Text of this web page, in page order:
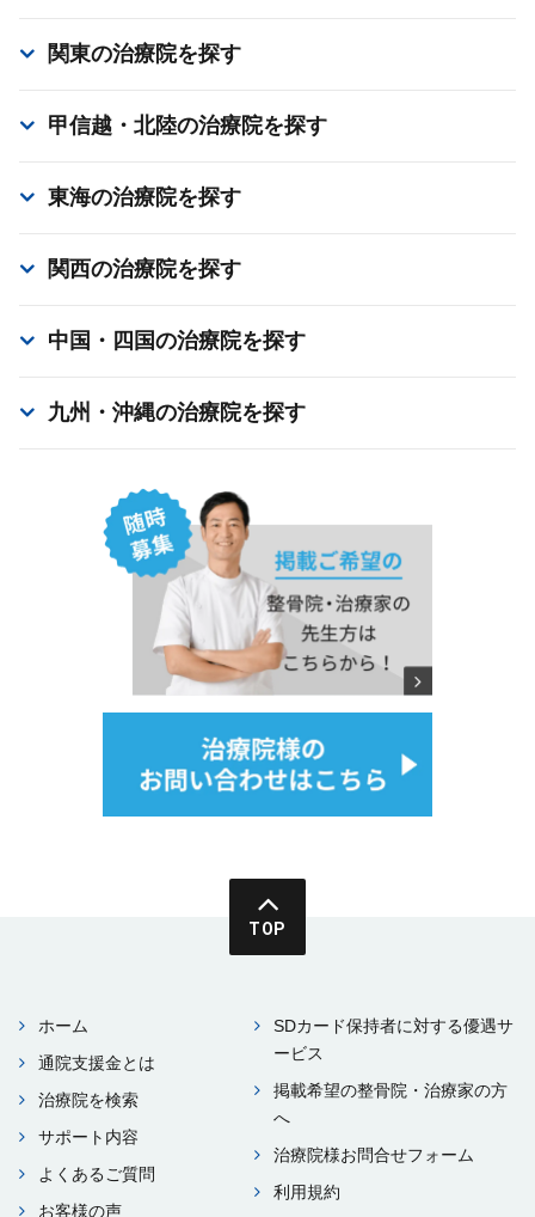
関東の治療院を探す
甲信越・北陸の治療院を探す
東海の治療院を探す
関西の治療院を探す
中国・四国の治療院を探す
九州・沖縄の治療院を探す
TOP
ホーム
通院⽀援⾦とは
治療院を検索
サポート内容
よくあるご質問
お客様の声
SDカード保持者に対する優遇サ
ービス
掲載希望の整⾻院・治療家の⽅
へ
治療院様お問合せフォーム
利⽤規約